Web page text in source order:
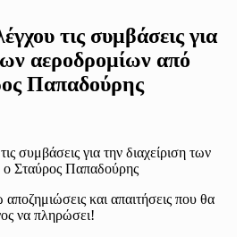
τις συμβάσεις για
αεροδρομίων από
Παπαδούρης
και απαιτήσεις που θα
να πληρώσει!